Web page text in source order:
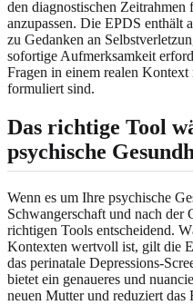
den diagnostischen
anzupassen. Die EPDS enthält
zu Gedanken an
sofortige Aufmerksamkeit
Fragen in einem realen Kontext
formuliert sind.
Das richtige Tool
psychische
Wenn es um Ihre psychische
Schwangerschaft und nach der
richtigen Tools entscheidend.
Kontexten wertvoll ist, gilt die
das perinatale Depressions-
bietet ein genaueres und
neuen Mutter und reduziert